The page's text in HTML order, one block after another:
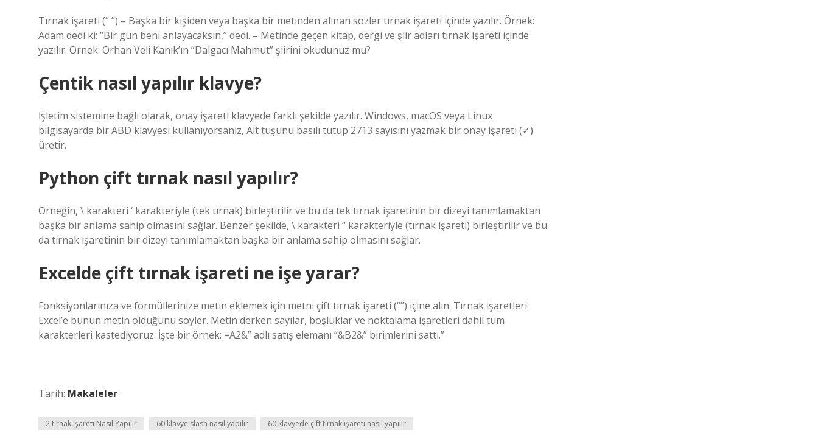
Tırnak işareti (“ ”) – Başka bir kişiden veya başka bir metinden alınan sözler tırnak işareti içinde yazılır. Örnek:
Adam dedi ki: “Bir gün beni anlayacaksın,” dedi. – Metinde geçen kitap, dergi ve şiir adları tırnak işareti içinde
yazılır. Örnek: Orhan Veli Kanık’ın “Dalgacı Mahmut” şiirini okudunuz mu?
Çentik nasıl yapılır klavye?
İşletim sistemine bağlı olarak, onay işareti klavyede farklı şekilde yazılır. Windows, macOS veya Linux
bilgisayarda bir ABD klavyesi kullanıyorsanız, Alt tuşunu basılı tutup 2713 sayısını yazmak bir onay işareti (✓)
üretir.
Python çift tırnak nasıl yapılır?
Örneğin, \ karakteri ‘ karakteriyle (tek tırnak) birleştirilir ve bu da tek tırnak işaretinin bir dizeyi tanımlamaktan
başka bir anlama sahip olmasını sağlar. Benzer şekilde, \ karakteri “ karakteriyle (tırnak işareti) birleştirilir ve bu
da tırnak işaretinin bir dizeyi tanımlamaktan başka bir anlama sahip olmasını sağlar.
Excelde çift tırnak işareti ne işe yarar?
Fonksiyonlarınıza ve formüllerinize metin eklemek için metni çift tırnak işareti (“”) içine alın. Tırnak işaretleri
Excel’e bunun metin olduğunu söyler. Metin derken sayılar, boşluklar ve noktalama işaretleri dahil tüm
karakterleri kastediyoruz. İşte bir örnek: =A2&” adlı satış elemanı “&B2&” birimlerini sattı.”
Tarih: Makaleler
2 tırnak işareti Nasıl Yapılır 60 klavye slash nasıl yapılır 60 klavyede çift tırnak işareti nasıl yapılır